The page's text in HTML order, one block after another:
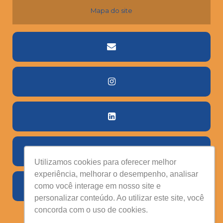
Utilizamos cookies para oferecer melhor
experiência, melhorar o desempenho, analisar
como você interage em nosso site e
personalizar conteúdo. Ao utilizar este site, você
concorda com o uso de cookies.
DETECTOR DE BUTANO: DESCUBRA CARACTERÍSTICAS DESSA
DETECTOR DE CHAMAS: INVISTA NESSE EQUIPAMENTO E
DETECTOR DE CH₄: FUNDAMENTAL PARA SUA SEGURANÇA!
DETECTOR DE CLORO GASOSO: QUAIS SÃO OS PERIGOS DOS
VAZAMENTOS PARA A INDÚSTRIA?
DETECTOR DE CLORO: QUAL A SUA FUNÇÃO NA PROTEÇÃO
DETECTOR DE ETANOL: ENTENDA SUA IMPORTÂNCIA!
DETECTOR DE ETO: POR QUE É ESSENCIAL PARA EVITAR
RISCOS?
DETECTOR DE GÁS BUTANO: QUAL A IMPORTÂNCIA DE
DETECTOR DE GÁS PORTÁTIL OU FIXO: COMO ESCOLHER?
DETECTOR DE GLP: A GARANTIA DE SEGURANÇA EM DIVERSOS
AMBIENTES
DETECTOR DE HCI: POR QUE UTILIZAR?
DETECTOR DE HCN: ESSENCIAL PARA A SEGURANÇA DOS
Mapa do site